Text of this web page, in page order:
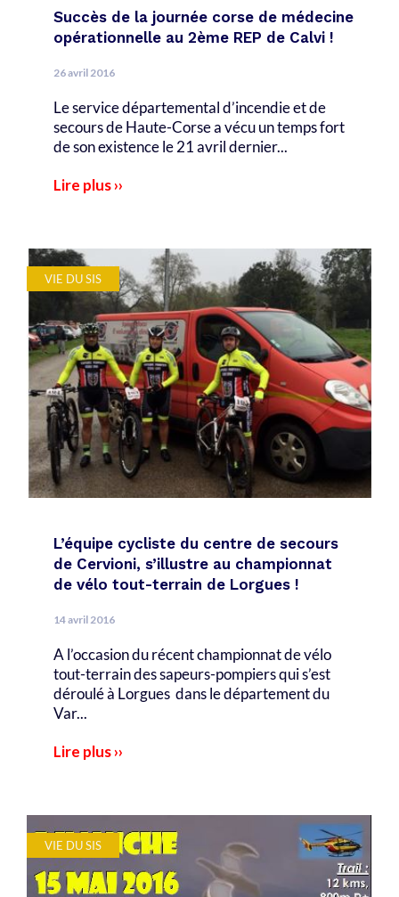
Succès de la journée corse de médecine
opérationnelle au 2ème REP de Calvi !
26 avril 2016
Le service départemental d’incendie et de
secours de Haute-Corse a vécu un temps fort
de son existence le 21 avril dernier...
Lire plus ››
VIE DU SIS
L’équipe cycliste du centre de secours
de Cervioni, s’illustre au championnat
de vélo tout-terrain de Lorgues !
14 avril 2016
A l’occasion du récent championnat de vélo
tout-terrain des sapeurs-pompiers qui s’est
déroulé à Lorgues dans le département du
Var...
Lire plus ››
VIE DU SIS